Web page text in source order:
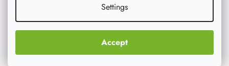
Settings
Accept
Kaj vas najbolj zanima
Izvirna darila